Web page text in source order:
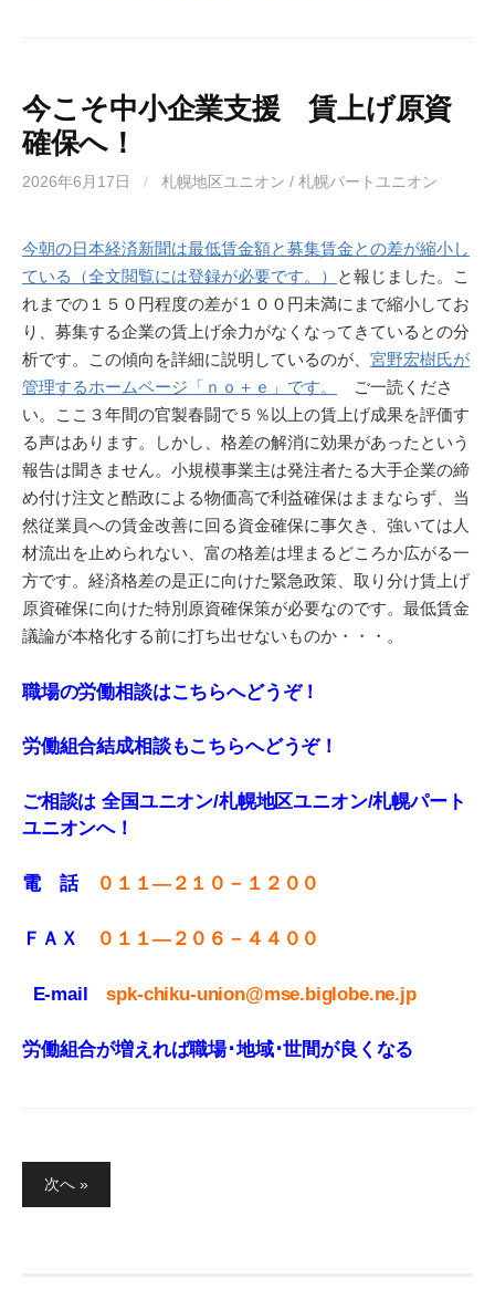
今こそ中小企業支援 賃上げ原資
確保へ！
2026年6月17日 / 札幌地区ユニオン / 札幌パートユニオン
今朝の日本経済新聞は最低賃金額と募集賃金との差が縮小し
ている（全文閲覧には登録が必要です。）
と報じました。こ
れまでの１５０円程度の差が１００円未満にまで縮小してお
り、募集する企業の賃上げ余力がなくなってきているとの分
析です。この傾向を詳細に説明しているのが、 宮野宏樹氏が
管理するホームページ「ｎｏ＋ｅ」です。
ご一読くださ
い。ここ３年間の官製春闘で５％以上の賃上げ成果を評価す
る声はあります。しかし、格差の解消に効果があったという
報告は聞きません。小規模事業主は発注者たる大手企業の締
め付け注文と酷政による物価高で利益確保はままならず、当
然従業員への賃金改善に回る資金確保に事欠き、強いては人
材流出を止められない、富の格差は埋まるどころか広がる一
方です。経済格差の是正に向けた緊急政策、取り分け賃上げ
原資確保に向けた特別原資確保策が必要なのです。最低賃金
議論が本格化する前に打ち出せないものか・・・。
職場の労働相談はこちらへどうぞ！
労働組合結成相談もこちらへどうぞ！
ご相談は 全国ユニオン/札幌地区ユニオン/札幌パート
ユニオンへ！
電 話 ０１１—２１０－１２００
ＦＡＸ ０１１—２０６－４４００
E-mailspk-chiku-union@mse.biglobe.ne.jp
労働組合が増えれば職場･地域･世間が良くなる
稿
次へ »